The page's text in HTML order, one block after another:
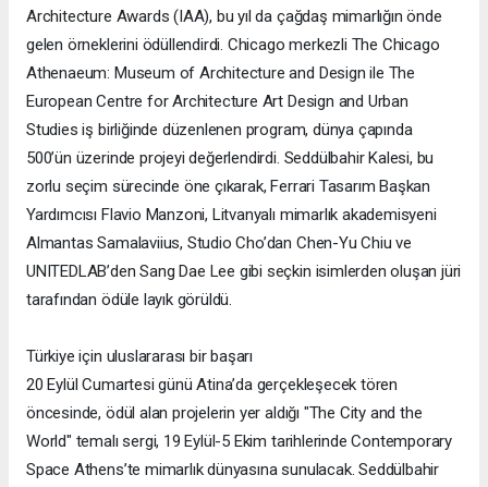
Architecture Awards (IAA), bu yıl da çağdaş mimarlığın önde
gelen örneklerini ödüllendirdi. Chicago merkezli The Chicago
Athenaeum: Museum of Architecture and Design ile The
European Centre for Architecture Art Design and Urban
Studies iş birliğinde düzenlenen program, dünya çapında
500’ün üzerinde projeyi değerlendirdi. Seddülbahir Kalesi, bu
zorlu seçim sürecinde öne çıkarak, Ferrari Tasarım Başkan
Yardımcısı Flavio Manzoni, Litvanyalı mimarlık akademisyeni
Almantas Samalaviius, Studio Cho’dan Chen-Yu Chiu ve
UNITEDLAB’den Sang Dae Lee gibi seçkin isimlerden oluşan jüri
tarafından ödüle layık görüldü.
Türkiye için uluslararası bir başarı
20 Eylül Cumartesi günü Atina’da gerçekleşecek tören
öncesinde, ödül alan projelerin yer aldığı "The City and the
World" temalı sergi, 19 Eylül-5 Ekim tarihlerinde Contemporary
Space Athens’te mimarlık dünyasına sunulacak. Seddülbahir